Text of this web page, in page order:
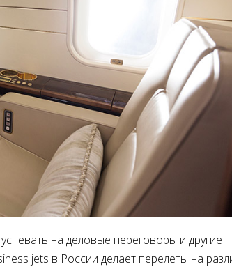
на деловые переговоры и другие
jets в России делает перелеты на